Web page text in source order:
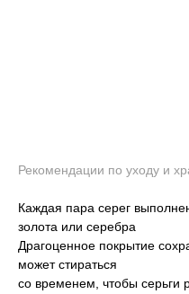
Рекомендации по уходу и
Каждая пара серег
золота или серебра
Драгоценное покрытие
может стираться
со временем, чтобы серьги